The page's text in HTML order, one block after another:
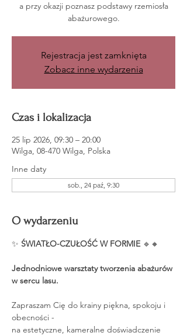
a przy okazji poznasz podstawy rzemiosła
abażurowego.
Rejestracja jest zamknięta
Zobacz inne wydarzenia
Czas i lokalizacja
25 lip 2026, 09:30 – 20:00
Wilga, 08-470 Wilga, Polska
Inne daty
sob., 24 paź, 9:30
O wydarzeniu
✨ ŚWIATŁO-CZUŁOŚĆ W FORMIE 🔹🔸
Jednodniowe warsztaty tworzenia abażurów
w sercu lasu.
Zapraszam Cię do krainy piękna, spokoju i
obecności -
na estetyczne, kameralne doświadczenie